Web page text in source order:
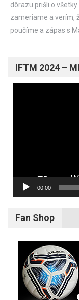
dôrazu prišli o
zameriame a verím,
poučíme a zápas s
IFTM 2024 –
00:00
Fan Shop